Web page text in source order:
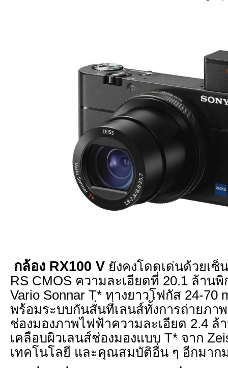
กล้อง RX100 V ยังคงโดดเด่นด้วยเซ็
RS CMOS ความละเอียดที่ 20.1 ล้านพิ
Vario Sonnar T* ทางยาวโฟกัส 24-70
พร้อมระบบกันสั่นที่เลนส์ทั้งการถ่ายภา
ช่องมองภาพไฟฟ้าความละเอียด 2.4 ล้
เคลือบผิวเลนส์ช่องมองแบบ T* จาก
เทคโนโลยี และคุณสมบัติอื่น ๆ อีกมาก